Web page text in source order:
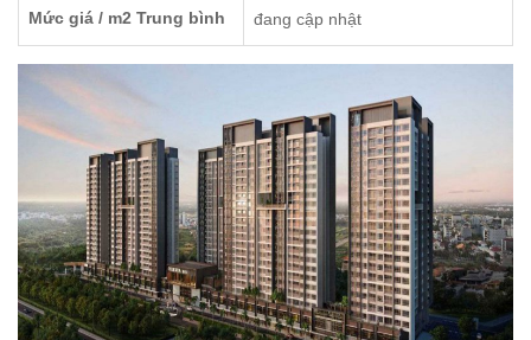
Mức giá / m2 Trung bình đang cập nhật